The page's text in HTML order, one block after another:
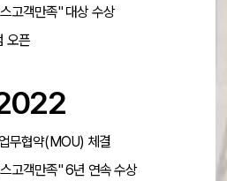
고객만족" 대상 수상
오픈
무협약(MOU) 체결
고객만족" 6년 연속 수상